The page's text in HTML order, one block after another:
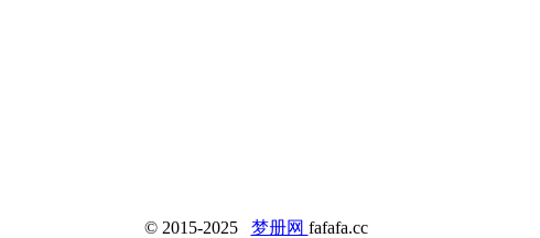
© 2015-2025 梦册网 fafafa.cc